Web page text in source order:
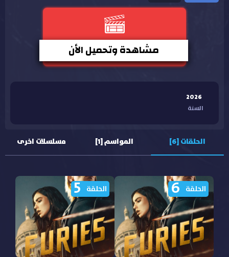
مشاهدة وتحميل الأن
2026
السنة
الحلقات [6] المواسم [1] مسلسلات اخرى
الحلقة 6 الحلقة 5